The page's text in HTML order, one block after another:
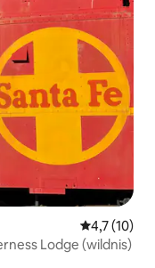
4,7 (10)
Lodge (wildnis)